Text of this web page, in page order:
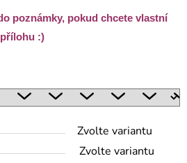
poznámky, pokud chcete vlastní
:)
Zvolte variantu
Zvolte variantu